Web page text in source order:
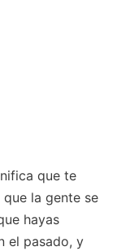
que te
la gente se
hayas
el pasado, y